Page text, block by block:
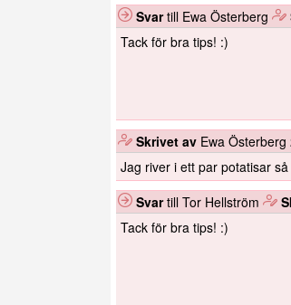
Svartill Ewa Österberg
Tack för bra tips! :)
Skrivet av Ewa Österberg
Jag river i ett par potatisar
Svartill Tor Hellström
Tack för bra tips! :)